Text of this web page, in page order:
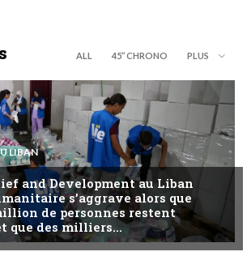
ALL 45’’ CHRONO PLUS
LIBAN
and Development au Liban
s’aggrave alors que
de personnes restent
que des milliers...